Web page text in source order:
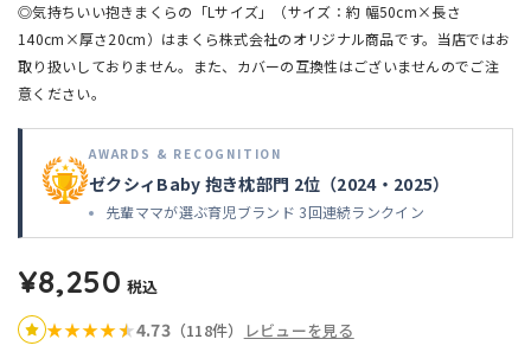
◎気持ちいい抱きまくらの 「Lサイズ」（サイズ：約 幅50cm×長さ
140cm×厚さ20cm）はまくら株式会社のオリジナル商品です。当店ではお
取り扱いしておりません。また、カバーの互換性はございませんのでご注
意ください。
AWARDS & RECOGNITION
ゼクシィBaby 抱き枕部門 2位（2024・2025）
先輩ママが選ぶ育児ブランド 3回連続ランクイン
¥8,250 税込
★★★★★
★4.73（118件） レビューを見る